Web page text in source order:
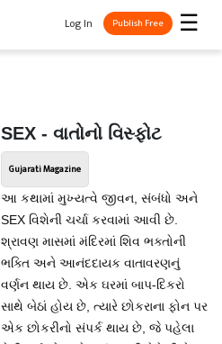
☰
Log In Publish Free
SEX - વાતોનો વિસ્ફોટ
Gujarati Magazine
આ કથામાં મુખ્યત્વે જીવન, સંબંધો અને
SEX વિશેની ચર્ચા કરવામાં આવી છે.
શ્રાવણ માસમાં મંદિરમાં શિવ ભક્તોની
ભક્તિ અને આનંદદાયક વાતાવરણનું
વર્ણન થાય છે. એક ઘરમાં બાપ-દિકરો
સાથે બેઠાં હોય છે, ત્યારે છોકરાના ફોન પર
એક છોકરીનો સંપર્ક થાય છે, જે પહેલા